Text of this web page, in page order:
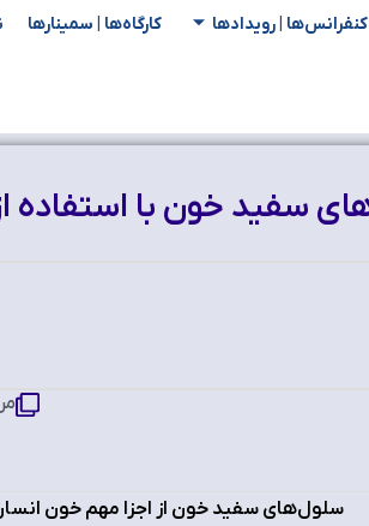
کنفرانس‌ها | رویدادها کارگاه‌ها | سمینار‌ها
سلول‌های سفید خون از اجزا مهم خون